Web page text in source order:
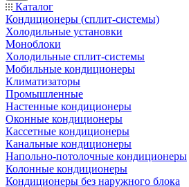
Каталог
Кондиционеры (сплит-системы)
Холодильные установки
Моноблоки
Холодильные сплит-системы
Мобильные кондиционеры
Климатизаторы
Промышленные
Настенные кондиционеры
Оконные кондиционеры
Кассетные кондиционеры
Канальные кондиционеры
Напольно-потолочные кондиционеры
Колонные кондиционеры
Кондиционеры без наружного блока